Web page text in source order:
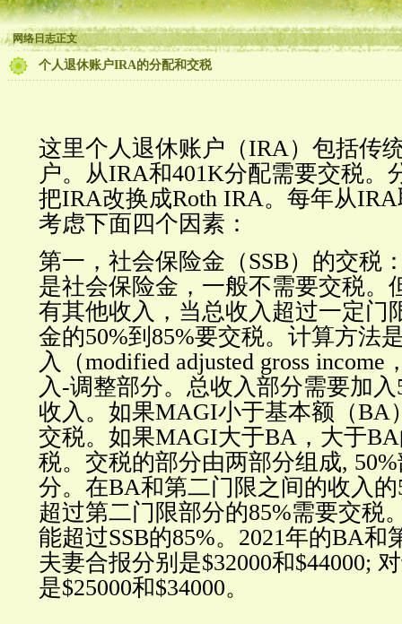
网络日志正文
个人退休账户IRA的分配和交税
这里个人退休账户（IRA）包括传
户。从IRA和401K分配需要交税。
把IRA改换成Roth IRA。每年从
考虑下面四个因素：
第一，社会保险金（SSB）的交税
是社会保险金，一般不需要交税。
有其他收入，当总收入超过一定门
金的50%到85%要交税。计算方法
入（modified adjusted gross
入-调整部分。总收入部分需要加
收入。如果MAGI小于基本额（BA
交税。如果MAGI大于BA，大于
税。交税的部分由两部分组成,
分。在BA和第二门限之间的收入
超过第二门限部分的85%需要交税
能超过SSB的85%。2021年的BA和
夫妻合报分别是$32000和$44000;
是$25000和$34000。